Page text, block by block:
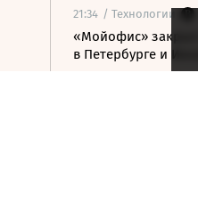
21:34 / Технологии
«Мойофис»
в Петербурге и